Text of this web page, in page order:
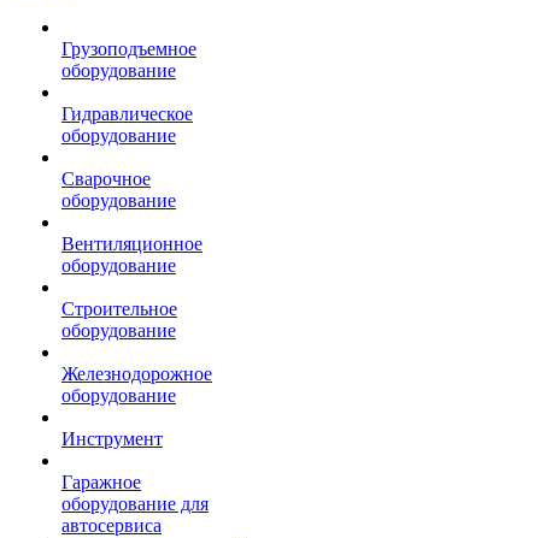
Грузоподъемное
оборудование
Гидравлическое
оборудование
Сварочное
оборудование
Вентиляционное
оборудование
Строительное
оборудование
Железнодорожное
оборудование
Инструмент
Гаражное
оборудование для
автосервиса